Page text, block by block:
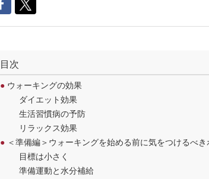
目次
● ウォーキングの効果
ダイエット効果
生活習慣病の予防
リラックス効果
● ＜準備編＞ウォーキングを始める前に気をつけるべき
目標は小さく
準備運動と水分補給